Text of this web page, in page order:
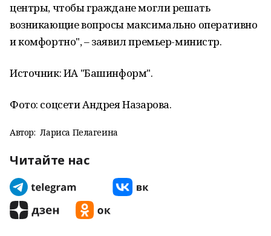
центры, чтобы граждане могли решать
возникающие вопросы максимально оперативно
и комфортно", – заявил премьер-министр.
Источник: ИА "Башинформ".
Фото: соцсети Андрея Назарова.
Автор: Лариса Пелагеина
Читайте нас